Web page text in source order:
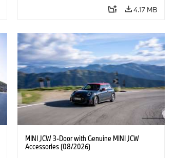
4.17 MB
MINI JCW 3-Door with Genuine MINI JCW
Accessories (08/2026)